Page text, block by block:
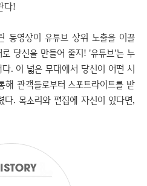
다!
동영상이 유튜브 상위 노출을 이끌
당신을 만들어 줄지! '유튜브'는 누
. 이 넓은 무대에서 당신이 어떤 시
해 관객들로부터 스포트라이트를 받
다. 목소리와 편집에 자신이 있다면,